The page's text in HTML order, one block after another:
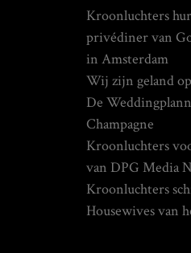
Kroonluchters
privédiner van
in Amsterdam
Wij zijn geland
De
Champagne
Kroonluchters
van DPG Media
Kroonluchters
Housewives van